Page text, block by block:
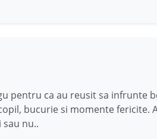
pentru ca au reusit sa infrunte
bucurie si momente fericite.
nu..